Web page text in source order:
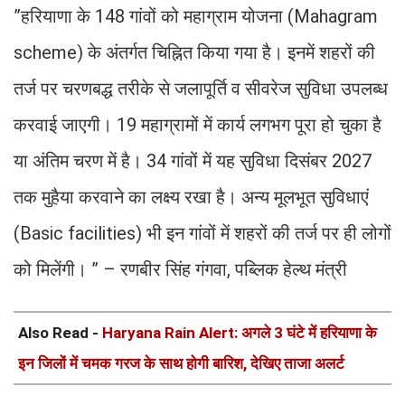
”हरियाणा के 148 गांवों को महाग्राम योजना (Mahagram
scheme) के अंतर्गत चिह्नित किया गया है। इनमें शहरों की
तर्ज पर चरणबद्ध तरीके से जलापूर्ति व सीवरेज सुविधा उपलब्ध
करवाई जाएगी। 19 महाग्रामों में कार्य लगभग पूरा हो चुका है
या अंतिम चरण में है। 34 गांवों में यह सुविधा दिसंबर 2027
तक मुहैया करवाने का लक्ष्य रखा है। अन्य मूलभूत सुविधाएं
(Basic facilities) भी इन गांवों में शहरों की तर्ज पर ही लोगों
को मिलेंगी। ” – रणबीर सिंह गंगवा, पब्लिक हेल्थ मंत्री
Also Read - Haryana Rain Alert: अगले 3 घंटे में हरियाणा के
इन जिलों में चमक गरज के साथ होगी बारिश, देखिए ताजा अलर्ट